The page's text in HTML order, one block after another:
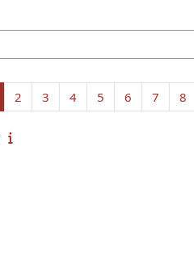
Page 1
2Page 2
3Page 3
4Page 4
5Page 5
6Page 6
7Page 7
8